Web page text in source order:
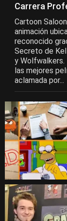
Carrera
Cartoon
animación
reconocido
Secreto de
y Wolfwalkers.
las mejores
aclamada por...